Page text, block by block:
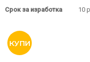
Срок за изработка
10